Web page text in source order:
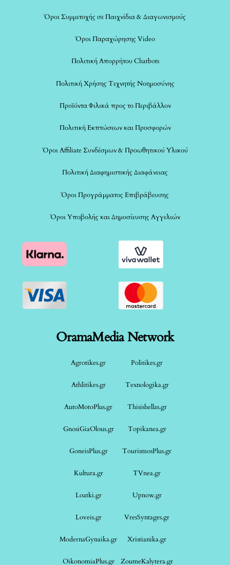
Όροι Συμμετοχής σε Παιχνίδια & Διαγωνισμούς
Όροι Παραχώρησης Video
Πολιτική Απορρήτου Chatbots
Πολιτική Χρήσης Τεχνητής Νοημοσύνης
Προϊόντα Φιλικά προς το Περιβάλλον
Πολιτική Εκπτώσεων και Προσφορών
Όροι Affiliate Συνδέσμων & Προωθητικού Υλικού
Πολιτική Διαφημιστικής Διαφάνειας
Όροι Προγράμματος Επιβράβευσης
Όροι Υποβολής και Δημοσίευσης Αγγελιών
OramaMedia Network
Agrotikes.gr Politikes.gr
Athlitikes.gr Texnologika.gr
AutoMotoPlus.gr Thisishellas.gr
GnosiGiaOlous.gr Topikanea.gr
GoneisPlus.gr TourismosPlus.gr
Kultura.gr TVnea.gr
Loatki.gr Upnow.gr
Loveis.gr VresSyntages.gr
ModernaGynaika.gr Xristianika.gr
OikonomiaPlus.gr ZoumeKalytera.gr